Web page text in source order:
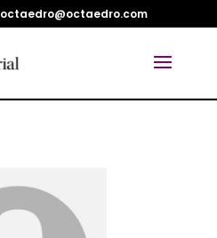
octaedro@octaedro.com